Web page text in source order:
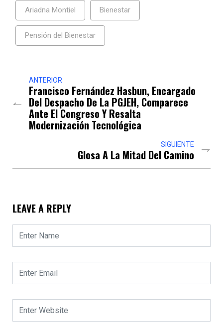
Ariadna Montiel Bienestar
Pensión del Bienestar
ANTERIOR
Francisco Fernández Hasbun, Encargado
Del Despacho De La PGJEH, Comparece
Ante El Congreso Y Resalta
Modernización Tecnológica
SIGUIENTE
Glosa A La Mitad Del Camino
LEAVE A REPLY